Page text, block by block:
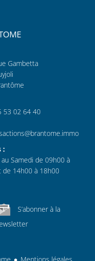
Gambetta
53 02 64 40
:
Samedi de 09h00 à
de 14h00 à 18h00
S’abonner à la